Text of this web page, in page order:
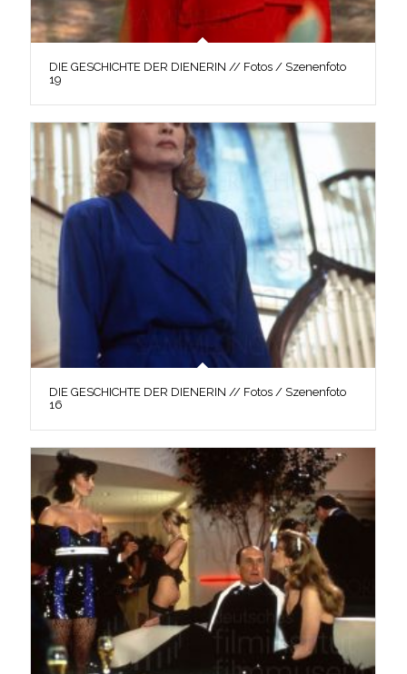
DIE GESCHICHTE DER DIENERIN // Fotos / Szenenfoto
19
DIE GESCHICHTE DER DIENERIN // Fotos / Szenenfoto
16